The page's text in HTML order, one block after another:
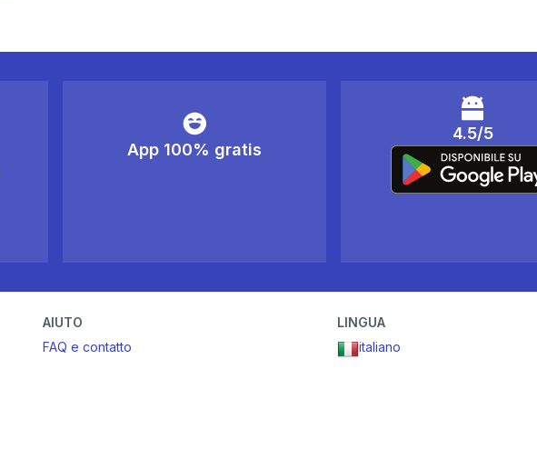
App 100% gratis
4.5/5
AIUTO
FAQ e contatto
LINGUA
italiano